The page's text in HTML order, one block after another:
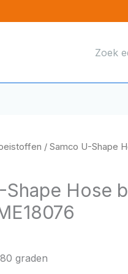
naar:
/ Samco U-Shape
Hose
graden